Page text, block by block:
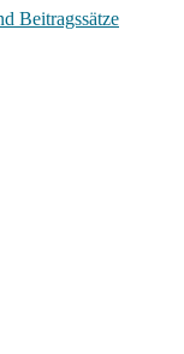
Beitragssätze